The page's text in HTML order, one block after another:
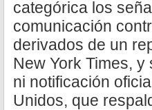
categórica los
comunicación
derivados de un
New York Times,
ni notificación
Unidos, que